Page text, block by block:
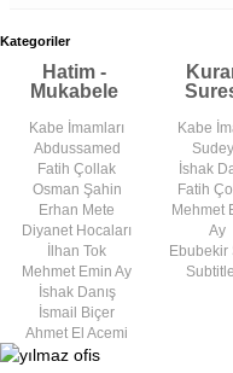
Kategoriler
Hatim -
Mukabele
Kabe İmamları
Abdussamed
Fatih Çollak
Osman Şahin
Erhan Mete
Diyanet Hocaları
İlhan Tok
Mehmet Emin Ay
İshak Danış
İsmail Biçer
Ahmet El Acemi
Kabe
İshak
Fatih
Mehmet
Ay
Ebubekir